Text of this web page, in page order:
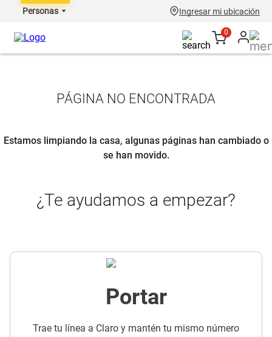
Personas Ingresar mi ubicación
0
PÁGINA NO ENCONTRADA
Estamos limpiando la casa, algunas páginas han cambiado o
se han movido.
¿Te ayudamos a empezar?
Portar
Trae tu línea a Claro y mantén tu mismo número